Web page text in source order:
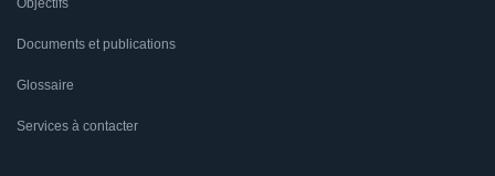
Objectifs
Documents et publications
Glossaire
Services à contacter